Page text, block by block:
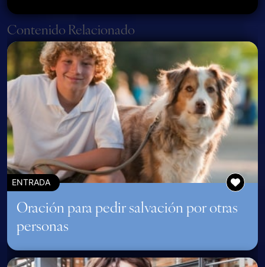
Contenido Relacionado
ENTRADA
Oración para pedir salvación por otras
personas